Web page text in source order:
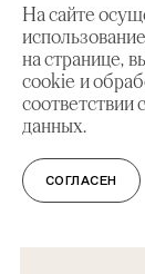
На сайте
на странице,
cookie и
соответствии
данных.
СОГЛАСЕН
ЛЕКЦИИ
Царские